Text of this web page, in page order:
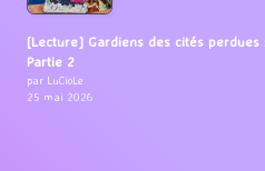
[Lecture] Gardiens des cités
Partie 2
par LuCioLe
25 mai 2026